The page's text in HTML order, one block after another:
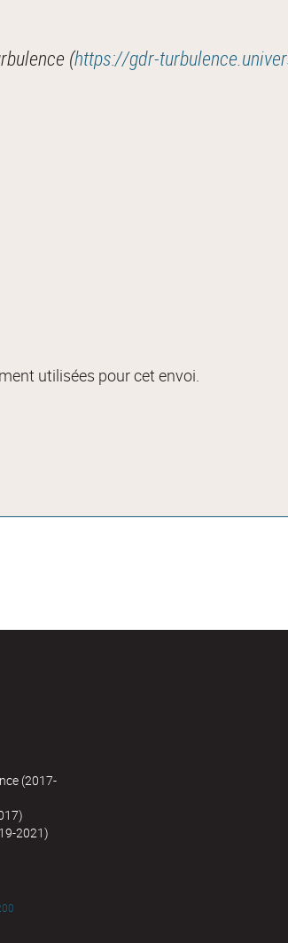
(https://gdr-
utilisées pour cet envoi.
(2017-
2021)